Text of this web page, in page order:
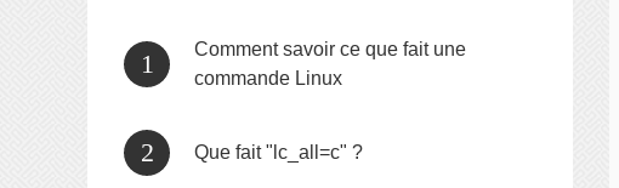
Comment savoir ce que fait une
commande Linux
Que fait "lc_all=c" ?